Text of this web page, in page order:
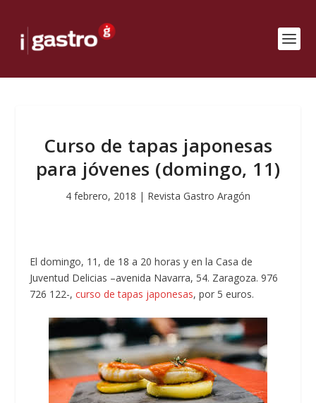
Curso de tapas japonesas
para jóvenes (domingo, 11)
4 febrero, 2018 | Revista Gastro Aragón
El domingo, 11, de 18 a 20 horas y en la Casa de
Juventud Delicias –avenida Navarra, 54. Zaragoza. 976
726 122-,curso de tapas japonesas, por 5 euros.